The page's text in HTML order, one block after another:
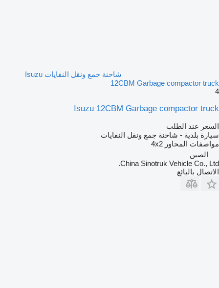
شاحنة جمع ونقل النفايات Isuzu
12CBM Garbage compactor truck
4
Isuzu 12CBM Garbage compactor truck
السعر عند الطلب
سيارة بلدية - شاحنة جمع ونقل النفايات
مواصفات المحاور 4x2
الصين
China Sinotruk Vehicle Co., Ltd.
الاتصال بالبائع